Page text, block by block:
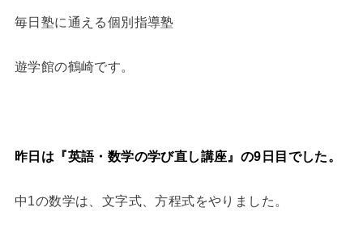
毎日塾に通える個別指導塾
遊学館の鶴崎です。
昨日は『英語・数学の学び直し講座』の9 日目でした。
中1の数学は、文字式、方程式をやりました。